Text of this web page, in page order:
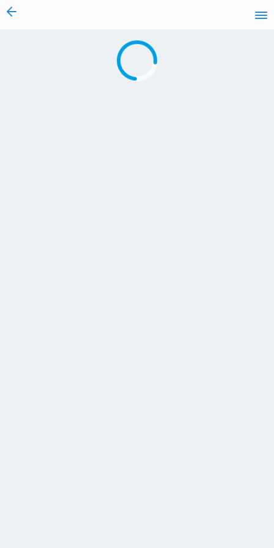
vai al contenuto
Caricamento in corso...